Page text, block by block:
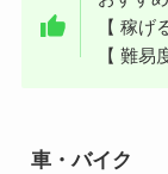
【 稼げ
【 難易
車・バイク